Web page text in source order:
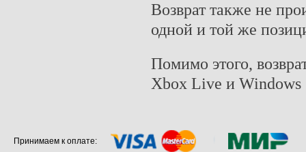
Возврат также не
одной и той же
Помимо этого,
Xbox Live и Windows
Принимаем к оплате: